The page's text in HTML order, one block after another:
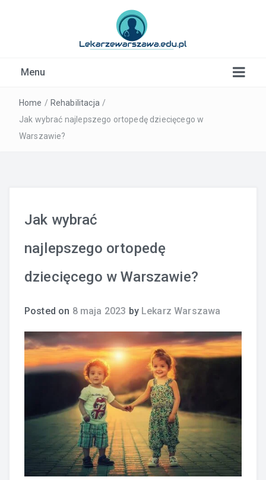
Menu
Home / Rehabilitacja /
Jak wybrać najlepszego ortopedę dziecięcego w
Warszawie?
Jak wybrać
najlepszego ortopedę
dziecięcego w Warszawie?
Posted on 8 maja 2023 by Lekarz Warszawa